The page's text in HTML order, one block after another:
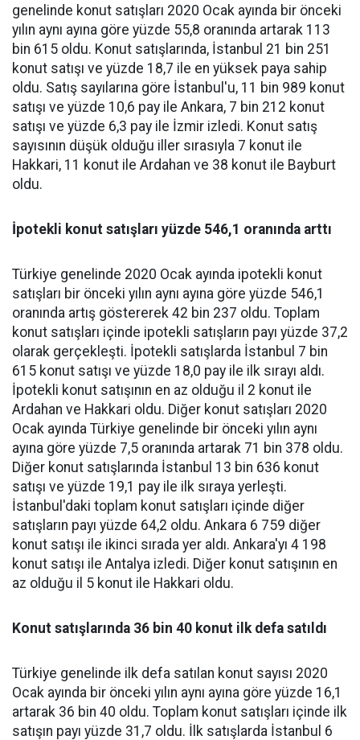
genelinde konut satışları 2020 Ocak ayında bir önceki
yılın aynı ayına göre yüzde 55,8 oranında artarak 113
bin 615 oldu. Konut satışlarında, İstanbul 21 bin 251
konut satışı ve yüzde 18,7 ile en yüksek paya sahip
oldu. Satış sayılarına göre İstanbul'u, 11 bin 989 konut
satışı ve yüzde 10,6 pay ile Ankara, 7 bin 212 konut
satışı ve yüzde 6,3 pay ile İzmir izledi. Konut satış
sayısının düşük olduğu iller sırasıyla 7 konut ile
Hakkari, 11 konut ile Ardahan ve 38 konut ile Bayburt
oldu.
İpotekli konut satışları yüzde 546,1 oranında arttı
Türkiye genelinde 2020 Ocak ayında ipotekli konut
satışları bir önceki yılın aynı ayına göre yüzde 546,1
oranında artış göstererek 42 bin 237 oldu. Toplam
konut satışları içinde ipotekli satışların payı yüzde 37,2
olarak gerçekleşti. İpotekli satışlarda İstanbul 7 bin
615 konut satışı ve yüzde 18,0 pay ile ilk sırayı aldı.
İpotekli konut satışının en az olduğu il 2 konut ile
Ardahan ve Hakkari oldu. Diğer konut satışları 2020
Ocak ayında Türkiye genelinde bir önceki yılın aynı
ayına göre yüzde 7,5 oranında artarak 71 bin 378 oldu.
Diğer konut satışlarında İstanbul 13 bin 636 konut
satışı ve yüzde 19,1 pay ile ilk sıraya yerleşti.
İstanbul'daki toplam konut satışları içinde diğer
satışların payı yüzde 64,2 oldu. Ankara 6 759 diğer
konut satışı ile ikinci sırada yer aldı. Ankara'yı 4 198
konut satışı ile Antalya izledi. Diğer konut satışının en
az olduğu il 5 konut ile Hakkari oldu.
Konut satışlarında 36 bin 40 konut ilk defa satıldı
Türkiye genelinde ilk defa satılan konut sayısı 2020
Ocak ayında bir önceki yılın aynı ayına göre yüzde 16,1
artarak 36 bin 40 oldu. Toplam konut satışları içinde ilk
satışın payı yüzde 31,7 oldu. İlk satışlarda İstanbul 6